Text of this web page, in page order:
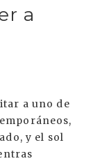
a
a uno de
y el sol